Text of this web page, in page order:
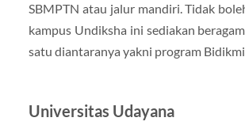
SBMPTN atau jalur mandiri. Tidak
kampus Undiksha ini sediakan
satu diantaranya yakni program
Universitas Udayana